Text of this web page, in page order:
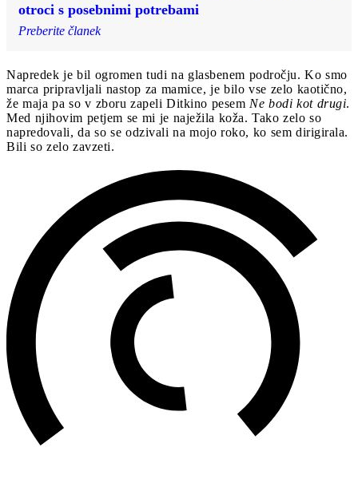
otroci s posebnimi potrebami
Preberite članek
Napredek je bil ogromen tudi na glasbenem področju. Ko smo
marca pripravljali nastop za mamice, je bilo vse zelo kaotično,
že maja pa so v zboru zapeli Ditkino pesem Ne bodi kot drugi.
Med njihovim petjem se mi je naježila koža. Tako zelo so
napredovali, da so se odzivali na mojo roko, ko sem dirigirala.
Bili so zelo zavzeti.